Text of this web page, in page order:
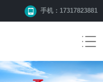
手机：17317823881